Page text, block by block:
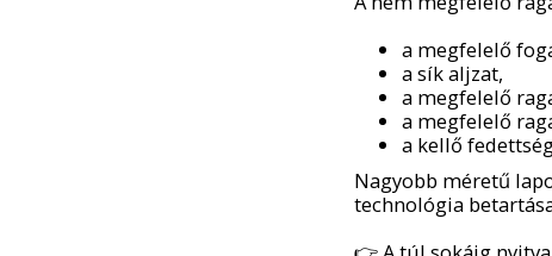
a megfelelő
a sík aljzat,
a megfelelő
a megfelelő
a kellő
Nagyobb méretű
technológia